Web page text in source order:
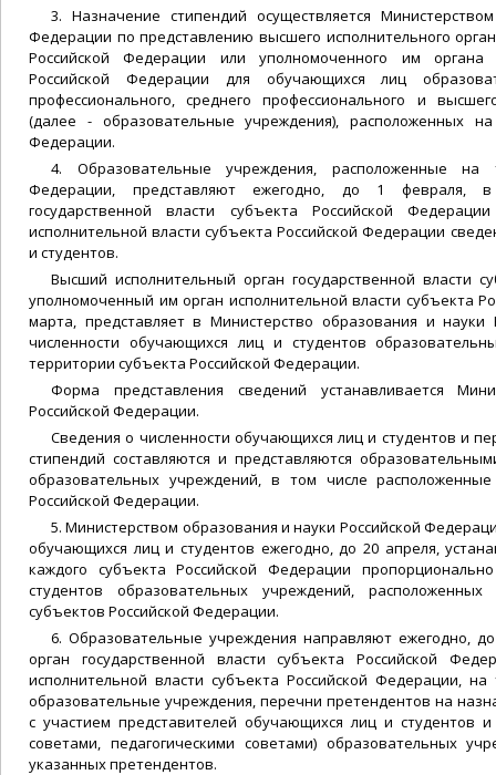
3. Назначение стипендий осуществляется
Федерации по представлению высшего исполнительного
Российской Федерации или уполномоченного им органа
Российской Федерации для обучающихся лиц
профессионального, среднего профессионального и
(далее - образовательные учреждения), расположенных
Федерации.
4. Образовательные учреждения, расположенные на
Федерации, представляют ежегодно, до 1 февраля,
государственной власти субъекта Российской
исполнительной власти субъекта Российской Федерации
и студентов.
Высший исполнительный орган государственной власти
уполномоченный им орган исполнительной власти субъекта
марта, представляет в Министерство образования и
численности обучающихся лиц и студентов
территории субъекта Российской Федерации.
Форма представления сведений устанавливается
Российской Федерации.
Сведения о численности обучающихся лиц и студентов и
стипендий составляются и представляются
образовательных учреждений, в том числе
Российской Федерации.
5. Министерством образования и науки Российской
обучающихся лиц и студентов ежегодно, до 20 апреля,
каждого субъекта Российской Федерации
студентов образовательных учреждений,
субъектов Российской Федерации.
6. Образовательные учреждения направляют ежегодно,
орган государственной власти субъекта Российской
исполнительной власти субъекта Российской Федерации,
образовательные учреждения, перечни претендентов на
с участием представителей обучающихся лиц и студентов
советами, педагогическими советами) образовательных
указанных претендентов.